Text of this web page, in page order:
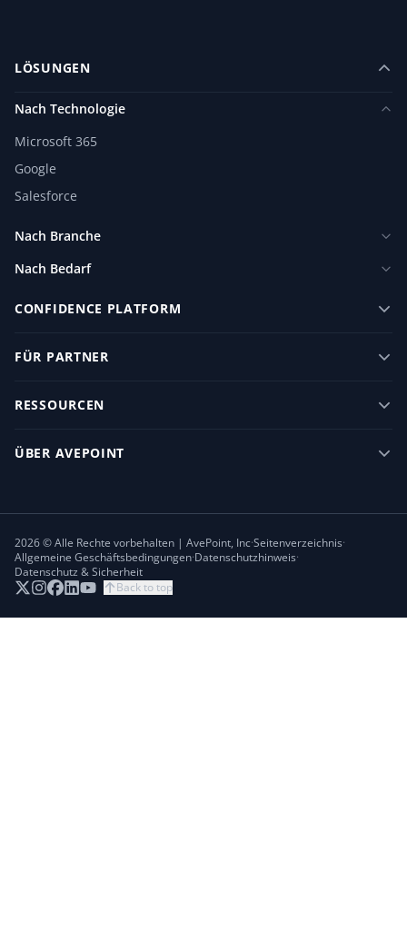
LÖSUNGEN
Nach Technologie
Microsoft 365
Google
Salesforce
Nach Branche
Nach Bedarf
CONFIDENCE PLATFORM
FÜR PARTNER
RESSOURCEN
ÜBER AVEPOINT
2026 © Alle Rechte vorbehalten | AvePoint, Inc·Seitenverzeichnis·
Allgemeine Geschäftsbedingungen·Datenschutzhinweis·
Datenschutz & Sicherheit
Back to top